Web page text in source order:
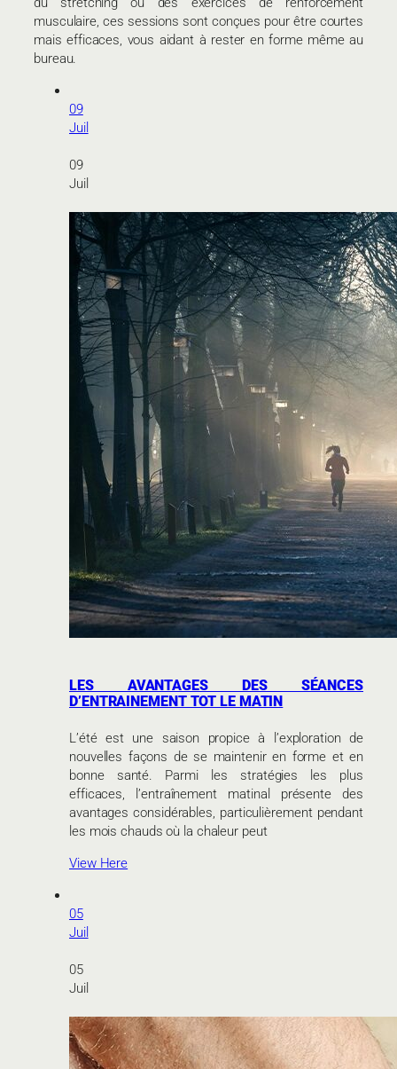
musculaire, ces sessions sont conçues pour être courtes
mais efficaces, vous aidant à rester en forme même au
bureau.
09
Juil
09
Juil
LES AVANTAGES DES SÉANCES
D’ENTRAINEMENT TOT LE MATIN
L’été est une saison propice à l’exploration de
nouvelles façons de se maintenir en forme et en
bonne santé. Parmi les stratégies les plus
efficaces, l’entraînement matinal présente des
avantages considérables, particulièrement pendant
les mois chauds où la chaleur peut
View Here
05
Juil
05
Juil